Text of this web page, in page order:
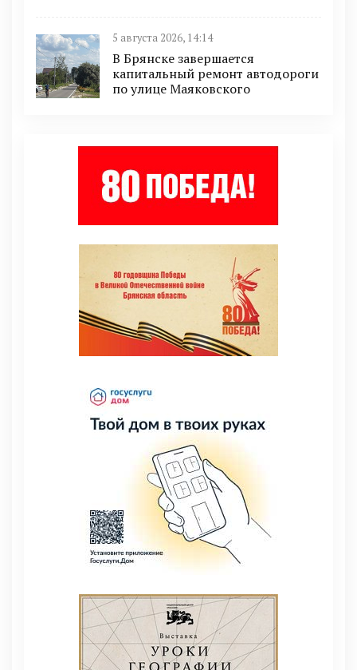
5 августа 2026, 14:14
В Брянске завершается
капитальный ремонт автодороги
по улице Маяковского